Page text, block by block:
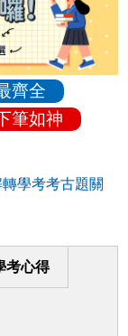
齊全
筆如神
學考考古題關
考心得